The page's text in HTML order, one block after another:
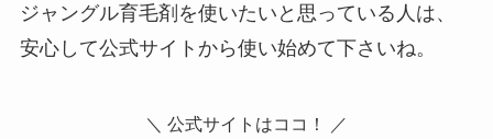
ジャングル育毛剤を使いたいと思っている人は、
安心して公式サイトから使い始めて下さいね。
＼ 公式サイトはココ！ ／